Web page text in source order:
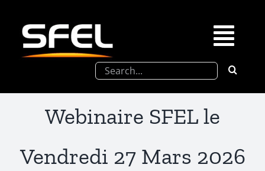
contenu
Journées Chevreul
Prix de Thèse SFEL
Rechercher:
Webinaire SFEL le
Vendredi 27 Mars 2026